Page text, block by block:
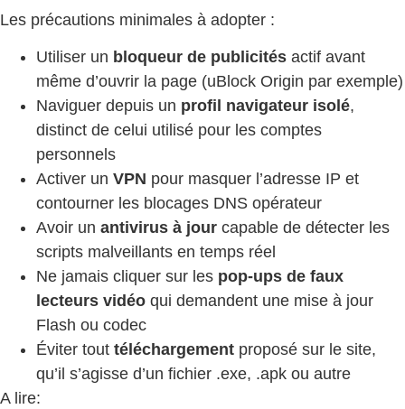
Les précautions minimales à adopter :
Utiliser un bloqueur de publicités actif avant
même d’ouvrir la page (uBlock Origin par exemple)
Naviguer depuis un profil navigateur isolé,
distinct de celui utilisé pour les comptes
personnels
Activer un VPN pour masquer l’adresse IP et
contourner les blocages DNS opérateur
Avoir un antivirus à jour capable de détecter les
scripts malveillants en temps réel
Ne jamais cliquer sur les pop-ups de faux
lecteurs vidéo qui demandent une mise à jour
Flash ou codec
Éviter tout téléchargement proposé sur le site,
qu’il s’agisse d’un fichier .exe, .apk ou autre
A lire: